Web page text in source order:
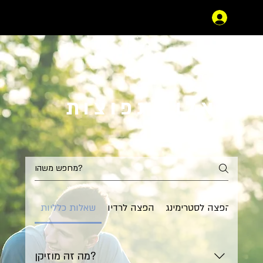
שאלות כלליות הפצה לרדיו הפצה לסטרימינג
מה זה מוזיקן?
שאלות נפוצות